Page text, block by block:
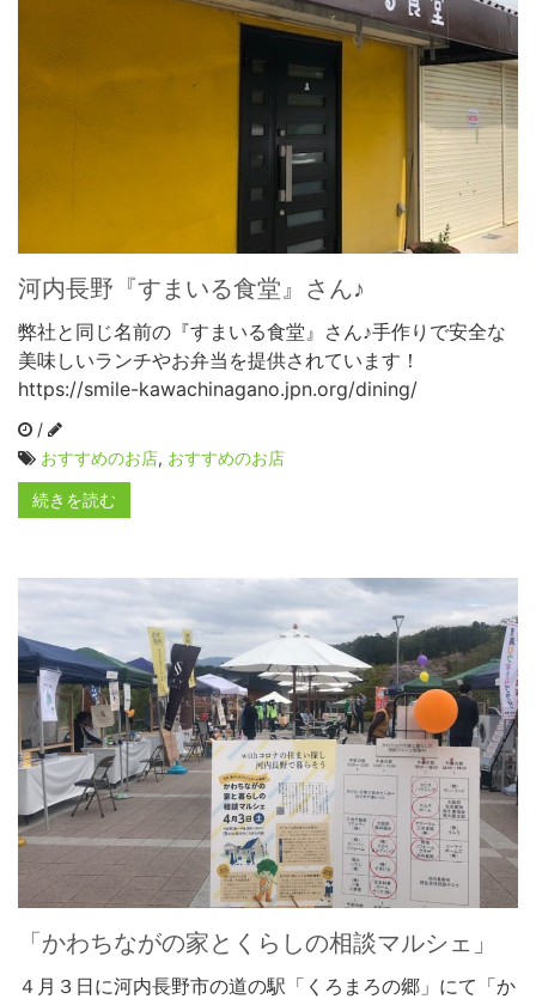
河内長野『すまいる食堂』さん♪
弊社と同じ名前の『すまいる食堂』さん♪手作りで安全な
美味しいランチやお弁当を提供されています！
https://smile-kawachinagano.jpn.org/dining/
/
おすすめのお店, おすすめのお店
続きを読む
「かわちながの家とくらしの相談マルシェ」
４月３日に河内長野市の道の駅「くろまろの郷」にて「か